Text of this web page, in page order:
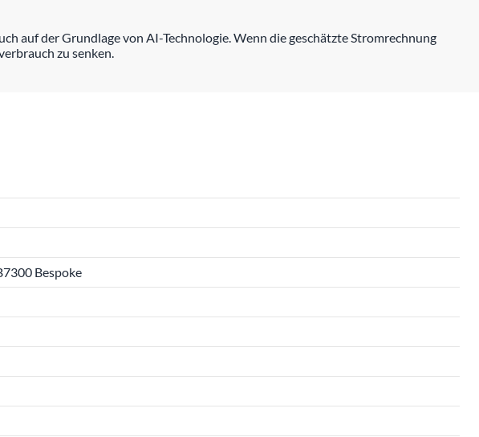
auf der Grundlage von AI-Technologie. Wenn die geschätzte Stromrechnung
zu senken.
Bespoke